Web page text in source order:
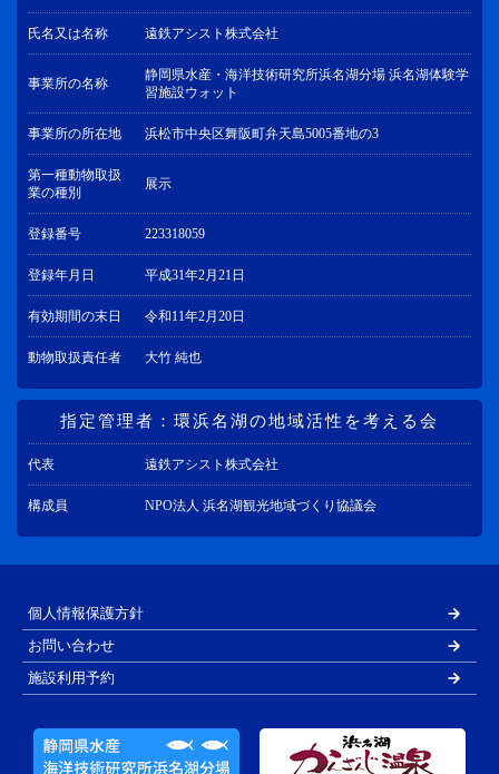
氏名又は名称 遠鉄アシスト株式会社
事業所の名称
静岡県水産・海洋技術研究所浜名湖分場 浜名湖体験学
習施設ウォット
事業所の所在地 浜松市中央区舞阪町弁天島5005番地の3
第一種動物取扱
業の種別
展示
登録番号 223318059
登録年月日 平成31年2月21日
有効期間の末日 令和11年2月20日
動物取扱責任者 大竹 純也
指定管理者：環浜名湖の地域活性を考える会
代表 遠鉄アシスト株式会社
構成員 NPO法人 浜名湖観光地域づくり協議会
個人情報保護方針
お問い合わせ
施設利用予約